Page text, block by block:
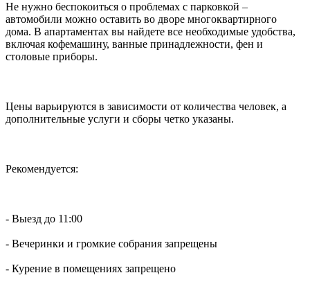
Не нужно беспокоиться о проблемах с парковкой –
автомобили можно оставить во дворе многоквартирного
дома. В апартаментах вы найдете все необходимые удобства,
включая кофемашину, ванные принадлежности, фен и
столовые приборы.
Цены варьируются в зависимости от количества человек, а
дополнительные услуги и сборы четко указаны.
Рекомендуется:
- Выезд до 11:00
- Вечеринки и громкие собрания запрещены
- Курение в помещениях запрещено